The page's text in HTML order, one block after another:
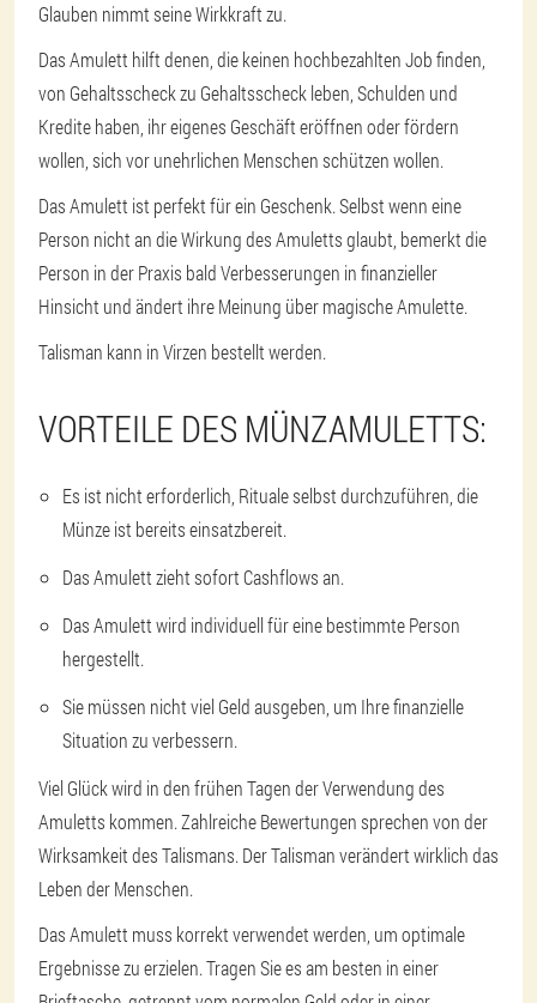
Glauben nimmt seine Wirkkraft zu.
Das Amulett hilft denen, die keinen hochbezahlten Job finden,
von Gehaltsscheck zu Gehaltsscheck leben, Schulden und
Kredite haben, ihr eigenes Geschäft eröffnen oder fördern
wollen, sich vor unehrlichen Menschen schützen wollen.
Das Amulett ist perfekt für ein Geschenk. Selbst wenn eine
Person nicht an die Wirkung des Amuletts glaubt, bemerkt die
Person in der Praxis bald Verbesserungen in finanzieller
Hinsicht und ändert ihre Meinung über magische Amulette.
Talisman kann in Virzen bestellt werden.
VORTEILE DES MÜNZAMULETTS:
Es ist nicht erforderlich, Rituale selbst durchzuführen, die
Münze ist bereits einsatzbereit.
Das Amulett zieht sofort Cashflows an.
Das Amulett wird individuell für eine bestimmte Person
hergestellt.
Sie müssen nicht viel Geld ausgeben, um Ihre finanzielle
Situation zu verbessern.
Viel Glück wird in den frühen Tagen der Verwendung des
Amuletts kommen. Zahlreiche Bewertungen sprechen von der
Wirksamkeit des Talismans. Der Talisman verändert wirklich das
Leben der Menschen.
Das Amulett muss korrekt verwendet werden, um optimale
Ergebnisse zu erzielen. Tragen Sie es am besten in einer